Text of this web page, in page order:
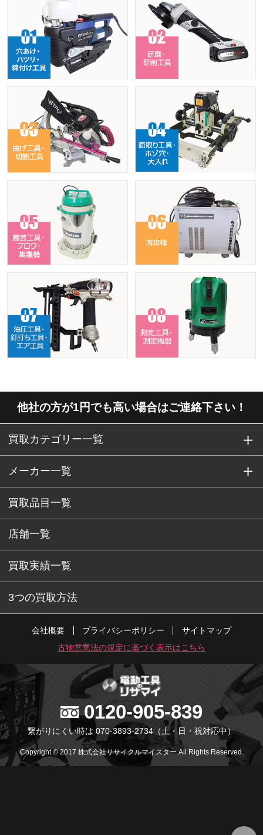
他社の方が1円でも高い場合はご連絡下さい！
買取カテゴリー一覧
メーカー一覧
買取品目一覧
店舗一覧
買取実績一覧
3つの買取方法
会社概要 プライバシーポリシー
サイトマップ
古物営業法の規定に基づく表示はこちら
0120-905-839
繋がりにくい時は 070-3893-2734 （土・日・祝対応中）
Copyright © 2017 株式会社リサイクルマイスター All Rights Reserved.